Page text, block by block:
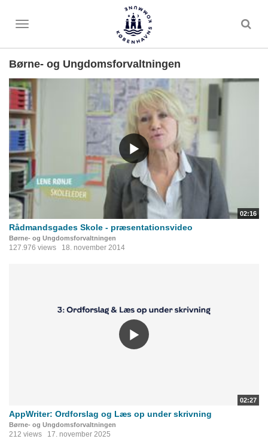
Toggle
Børne- og Ungdomsforvaltningen
02:16
Rådmandsgades Skole - præsentationsvideo
Børne- og Ungdomsforvaltningen
127.976 views 18. november 2014
02:27
AppWriter: Ordforslag og Læs op under skrivning
Børne- og Ungdomsforvaltningen
212 views 17. november 2025